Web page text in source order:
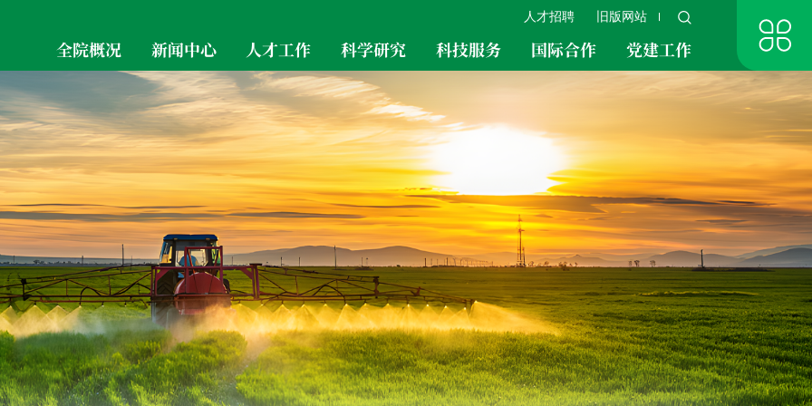
人才招聘 旧版网站
全院概况 新闻中心 人才工作 科学研究 科技服务 国际合作 党建工作